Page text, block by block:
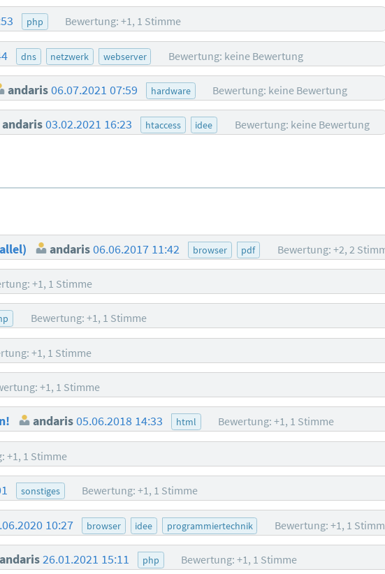
php Bewertung: +1, 1 Stimme
dns netzwerk webserver Bewertung: keine Bewertung
andaris06.07.2021 07:59 hardware Bewertung: keine Bewertung
03.02.2021 16:23 htaccess idee Bewertung: keine Bewertung
andaris06.06.2017 11:42 browser pdf Bewertung: +2, 2
+1, 1 Stimme
Bewertung: +1, 1 Stimme
+1, 1 Stimme
+1, 1 Stimme
andaris05.06.2018 14:33 html Bewertung: +1, 1 Stimme
+1, 1 Stimme
sonstiges Bewertung: +1, 1 Stimme
10:27 browser idee programmiertechnik Bewertung: +1, 1
26.01.2021 15:11 php Bewertung: +1, 1 Stimme